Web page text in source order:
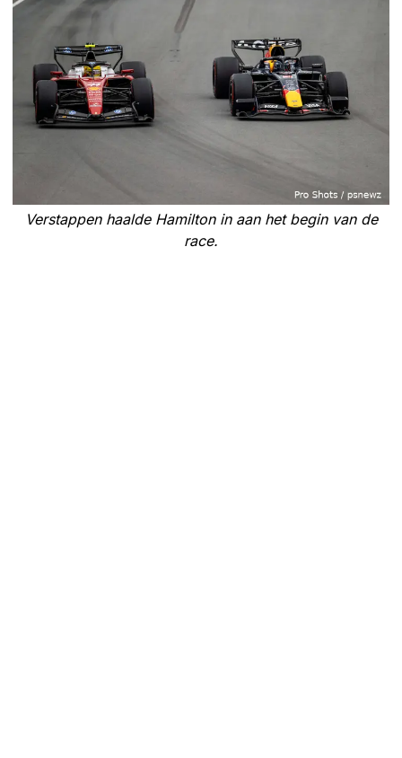
Verstappen haalde Hamilton in aan het begin van de
race.